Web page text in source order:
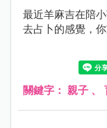
最近羊麻吉在陪
去占卜的感覺，
關鍵字： 親子 、